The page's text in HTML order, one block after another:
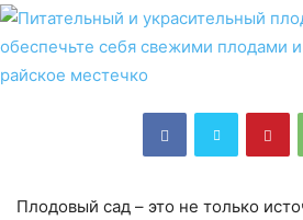
Плодовый сад – это не только